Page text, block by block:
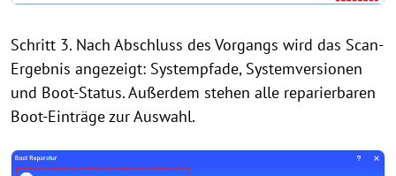
Schritt 3. Nach Abschluss des Vorgangs wird das Scan-
Ergebnis angezeigt: Systempfade, Systemversionen
und Boot-Status. Außerdem stehen alle reparierbaren
Boot-Einträge zur Auswahl.